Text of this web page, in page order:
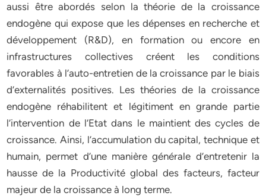
aussi être abordés selon la théorie de la croissance
endogène qui expose que les dépenses en recherche et
développement (R&D), en formation ou encore en
infrastructures collectives créent les conditions
favorables à l’auto-entretien de la croissance par le biais
d’externalités positives. Les théories de la croissance
endogène réhabilitent et légitiment en grande partie
l’intervention de l’Etat dans le maintient des cycles de
croissance. Ainsi, l’accumulation du capital, technique et
humain, permet d’une manière générale d’entretenir la
hausse de la Productivité global des facteurs, facteur
majeur de la croissance à long terme.